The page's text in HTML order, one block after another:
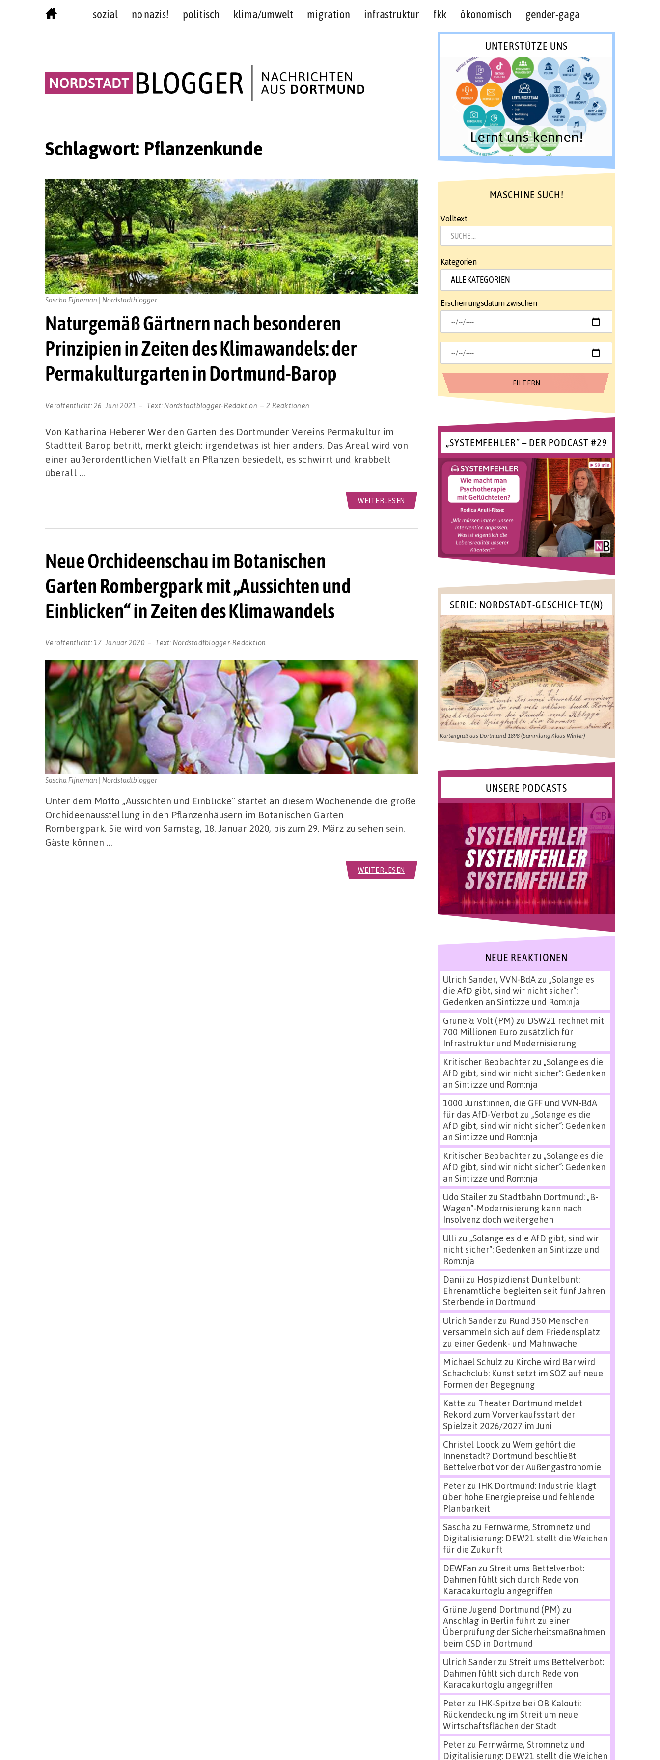
sozial no nazis! politisch klima/umwelt migration infrastruktur fkk ökonomisch gender-gaga
Schlagwort: Pflanzenkunde
Naturgemäß Gärtnern nach besonderen
Prinzipien in Zeiten des Klimawandels: der
Permakulturgarten in Dortmund-Barop
Veröffentlicht:26. Juni 2021 Text: Nordstadtblogger-Redaktion 2 Reaktionen
Sascha Fijneman | Nordstadtblogger
Von Katharina Heberer Wer den Garten des Dortmunder Vereins Permakultur im
Stadtteil Barop betritt, merkt gleich: irgendetwas ist hier anders. Das Areal wird von
einer außerordentlichen Vielfalt an Pflanzen besiedelt, es schwirrt und krabbelt
überall …
WEITERLESEN
Neue Orchideenschau im Botanischen
Garten Rombergpark mit „Aussichten und
Einblicken“ in Zeiten des Klimawandels
Veröffentlicht: 17. Januar 2020 Text: Nordstadtblogger-Redaktion
Sascha Fijneman | Nordstadtblogger
Unter dem Motto „Aussichten und Einblicke“ startet an diesem Wochenende die große
Orchideenausstellung in den Pflanzenhäusern im Botanischen Garten
Rombergpark. Sie wird von Samstag, 18. Januar 2020, bis zum 29. März zu sehen sein.
Gäste können …
WEITERLESEN
UNTERSTÜTZE UNS
Lernt uns kennen!
MASCHINE SUCH!
Volltext
Kategorien
Erscheinungsdatum zwischen
„SYSTEMFEHLER“ – DER PODCAST #29
SERIE: NORDSTADT-GESCHICHTE(N)
Kartengruß aus Dortmund 1898 (Sammlung Klaus Winter)
UNSERE PODCASTS
NEUE REAKTIONEN
Ulrich Sander, VVN-BdAzu „Solange es
die AfD gibt, sind wir nicht sicher“:
Gedenken an Sinti:zze und Rom:nja
Grüne & Volt (PM) zu DSW21 rechnet mit
700 Millionen Euro zusätzlich für
Infrastruktur und Modernisierung
Kritischer Beobachterzu „Solange es die
AfD gibt, sind wir nicht sicher“: Gedenken
an Sinti:zze und Rom:nja
1000 Jurist:innen, die GFF und VVN-BdA
für das AfD-Verbot zu „Solange es die
AfD gibt, sind wir nicht sicher“: Gedenken
an Sinti:zze und Rom:nja
Kritischer Beobachterzu „Solange es die
AfD gibt, sind wir nicht sicher“: Gedenken
an Sinti:zze und Rom:nja
Udo Stailerzu Stadtbahn Dortmund: „B-
Wagen“-Modernisierung kann nach
Insolvenz doch weitergehen
Ulli zu „Solange es die AfD gibt, sind wir
nicht sicher“: Gedenken an Sinti:zze und
Rom:nja
Danii zu Hospizdienst Dunkelbunt:
Ehrenamtliche begleiten seit fünf Jahren
Sterbende in Dortmund
Ulrich Sanderzu Rund 350 Menschen
versammeln sich auf dem Friedensplatz
zu einer Gedenk- und Mahnwache
Michael Schulz zu Kirche wird Bar wird
Schachclub: Kunst setzt im SÖZ auf neue
Formen der Begegnung
Katte zu Theater Dortmund meldet
Rekord zum Vorverkaufsstart der
Spielzeit 2026/2027 im Juni
Christel Loock zu Wem gehört die
Innenstadt? Dortmund beschließt
Bettelverbot vor der Außengastronomie
Peterzu IHK Dortmund: Industrie klagt
über hohe Energiepreise und fehlende
Planbarkeit
Sascha zu Fernwärme, Stromnetz und
Digitalisierung: DEW21 stellt die Weichen
für die Zukunft
DEWFan zu Streit ums Bettelverbot:
Dahmen fühlt sich durch Rede von
Karacakurtoglu angegriffen
Grüne Jugend Dortmund (PM) zu
Anschlag in Berlin führt zu einer
Überprüfung der Sicherheitsmaßnahmen
beim CSD in Dortmund
Ulrich Sanderzu Streit ums Bettelverbot:
Dahmen fühlt sich durch Rede von
Karacakurtoglu angegriffen
Peterzu IHK-Spitze bei OB Kalouti:
Rückendeckung im Streit um neue
Wirtschaftsflächen der Stadt
Peterzu Fernwärme, Stromnetz und
Digitalisierung: DEW21 stellt die Weichen